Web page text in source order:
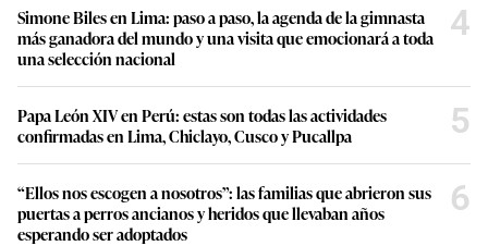
Simone Biles en Lima: paso a paso, la agenda de la gimnasta
más ganadora del mundo y una visita que emocionará a toda
una selección nacional
4
Papa León XIV en Perú: estas son todas las actividades
confirmadas en Lima, Chiclayo, Cusco y Pucallpa
5
“Ellos nos escogen a nosotros”: las familias que abrieron sus
puertas a perros ancianos y heridos que llevaban años
esperando ser adoptados
6